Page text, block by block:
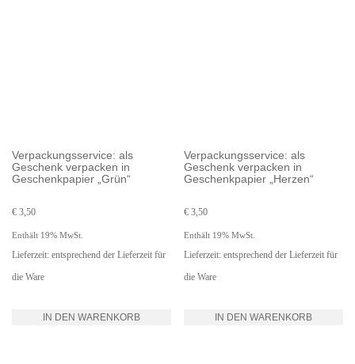
Verpackungsservice: als
Geschenk verpacken in
Geschenkpapier „Grün“
€ 3,50
Enthält 19% MwSt.
Lieferzeit: entsprechend der Lieferzeit für
die Ware
IN DEN WARENKORB
Verpackungsservice: als
Geschenk verpacken in
Geschenkpapier „Herzen“
€ 3,50
Enthält 19% MwSt.
Lieferzeit: entsprechend der Lieferzeit für
die Ware
IN DEN WARENKORB